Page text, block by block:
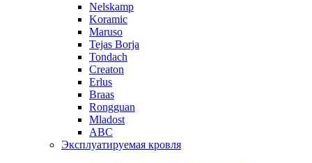
Nelskamp
Koramic
Maruso
Tejas Borja
Tondach
Creaton
Erlus
Braas
Rongguan
Mladost
ABC
Эксплуатируемая кровля